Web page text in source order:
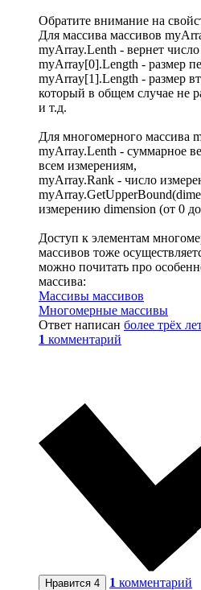
Обратите внимание на
Для массива массивов
myArray.Lenth - вернет
myArray[0].Length - размер
myArray[1].Length - размер
который в общем случае не
и т.д.
Для многомерного массива
myArray.Lenth - суммарное
всем измерениям,
myArray.Rank - число
измерению dimension (от 0
Доступ к элементам
массивов тоже
можно почитать про
массива:
Массивы массивов
Многомерные массивы
Ответ написан более трёх
1 комментарий
Нравится 4 1 комментарий